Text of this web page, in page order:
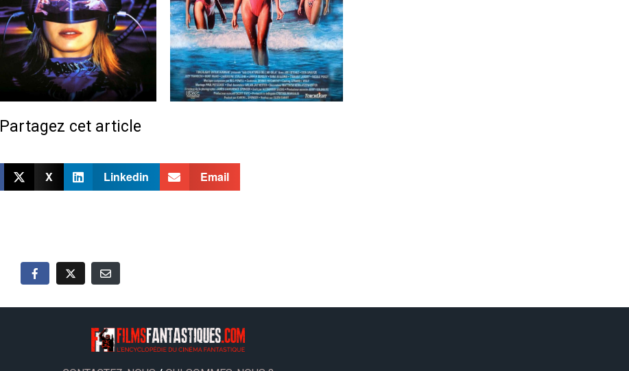
Partagez cet article
X Linkedin Email